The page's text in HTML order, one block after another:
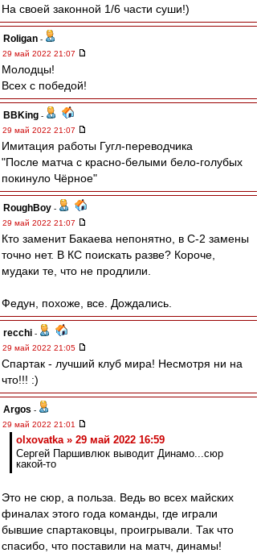
На своей законной 1/6 части суши!)
Roligan -
29 май 2022 21:07
Молодцы!
Всех с победой!
BBKing -
29 май 2022 21:07
Имитация работы Гугл-переводчика
"После матча с красно-белыми бело-голубых
покинуло Чёрное"
RoughBoy -
29 май 2022 21:07
Кто заменит Бакаева непонятно, в С-2 замены
точно нет. В КС поискать разве? Короче,
мудаки те, что не продлили.
Федун, похоже, все. Дождались.
recchi -
29 май 2022 21:05
Спартак - лучший клуб мира! Несмотря ни на
что!!! :)
Argos -
29 май 2022 21:01
olxovatka » 29 май 2022 16:59
Сергей Паршивлюк выводит Динамо...сюр
какой-то
Это не сюр, а польза. Ведь во всех майских
финалах этого года команды, где играли
бывшие спартаковцы, проигрывали. Так что
спасибо, что поставили на матч, динамы!